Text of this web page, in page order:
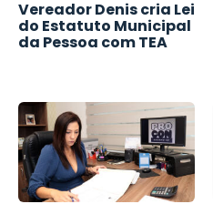
Vereador Denis cria Lei
do Estatuto Municipal
da Pessoa com TEA